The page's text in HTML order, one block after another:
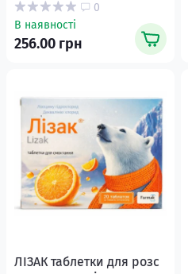
0
В наявності
256.00 грн
ЛІЗАК таблетки для розс